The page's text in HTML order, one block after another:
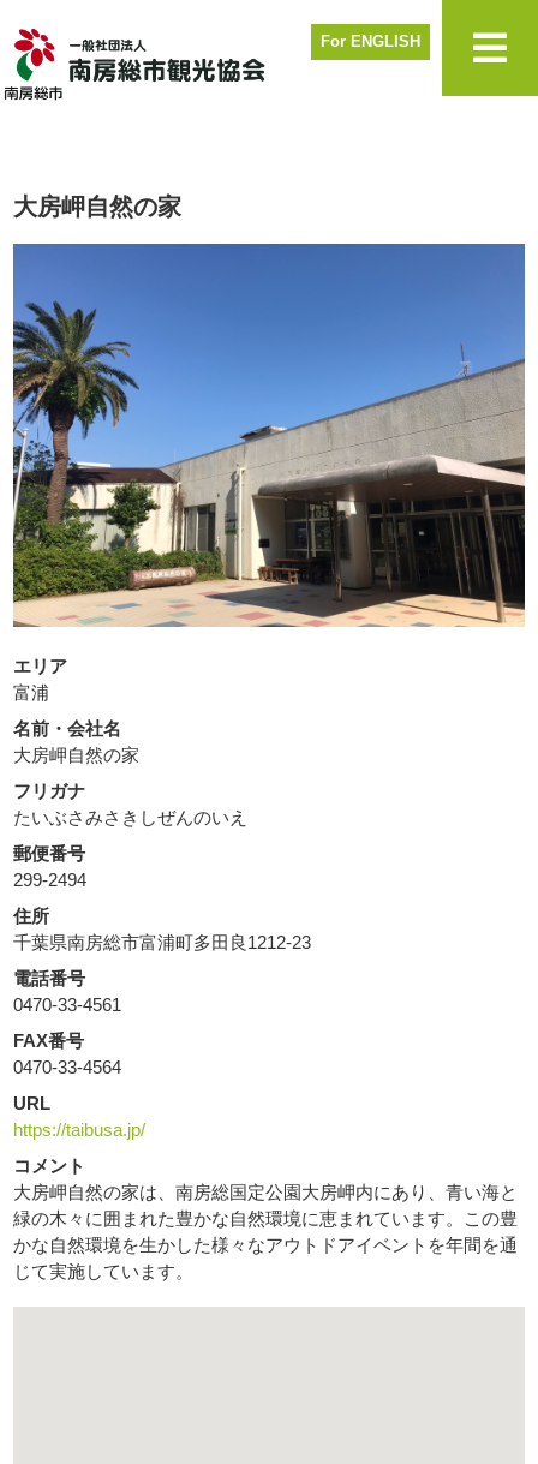
For ENGLISH
大房岬自然の家
エリア
富浦
名前・会社名
大房岬自然の家
フリガナ
たいぶさみさきしぜんのいえ
郵便番号
299-2494
住所
千葉県南房総市富浦町多田良1212-23
電話番号
0470-33-4561
FAX番号
0470-33-4564
URL
https://taibusa.jp/
コメント
大房岬自然の家は、南房総国定公園大房岬内にあり、青い海と
緑の木々に囲まれた豊かな自然環境に恵まれています。この豊
かな自然環境を生かした様々なアウトドアイベントを年間を通
じて実施しています。